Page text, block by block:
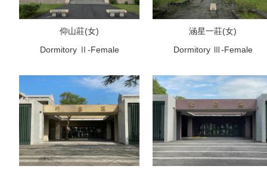
仰山莊(女)
Dormitory Ⅱ-Female
涵星一莊(女)
Dormitory Ⅲ-Female